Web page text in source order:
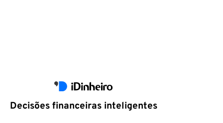
Decisões financeiras inteligentes